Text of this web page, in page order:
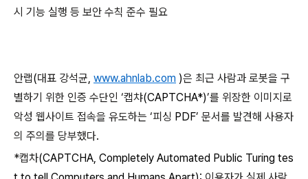
시 기능 실행 등 보안 수칙 준수 필요
안랩(대표 강석균, www.ahnlab.com )은 최근 사람과 로봇을 구
별하기 위한 인증 수단인 ‘캡챠(CAPTCHA*)’를 위장한 이미지로
악성 웹사이트 접속을 유도하는 ‘피싱 PDF’ 문서를 발견해 사용자
의 주의를 당부했다.
*캡차(CAPTCHA, Completely Automated Public Turing tes